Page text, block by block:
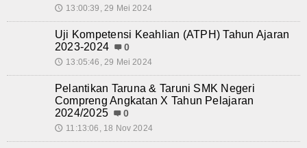
🕔 13:00:39, 29 Mei 2024
Uji Kompetensi Keahlian (ATPH) Tahun Ajaran
2023-2024
0
🕔 13:05:46, 29 Mei 2024
Pelantikan Taruna & Taruni SMK Negeri
Compreng Angkatan X Tahun Pelajaran
2024/2025
0
🕔 11:13:06, 18 Nov 2024